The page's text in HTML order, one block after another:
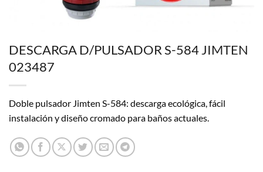
DESCARGA D/PULSADOR S-584 JIMTEN
023487
Doble pulsador Jimten S-584: descarga ecológica, fácil
instalación y diseño cromado para baños actuales.